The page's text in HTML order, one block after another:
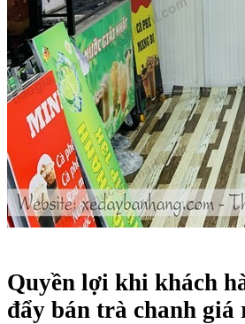
Quyền lợi khi khách
đẩy bán trà chanh giá